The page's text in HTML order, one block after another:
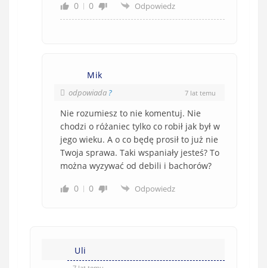
0
0 Odpowiedz
Mik
odpowiada ? 7 lat temu
Nie rozumiesz to nie komentuj. Nie
chodzi o różaniec tylko co robił jak był w
jego wieku. A o co będę prosił to już nie
Twoja sprawa. Taki wspaniały jesteś? To
można wyzywać od debili i bachorów?
0
0 Odpowiedz
Uli